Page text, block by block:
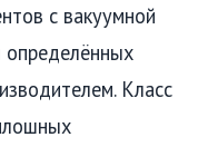
с вакуумной
определённых
Класс